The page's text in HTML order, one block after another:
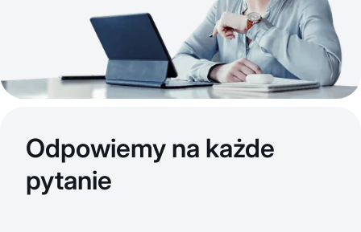
Odpowiemy na każde
pytanie